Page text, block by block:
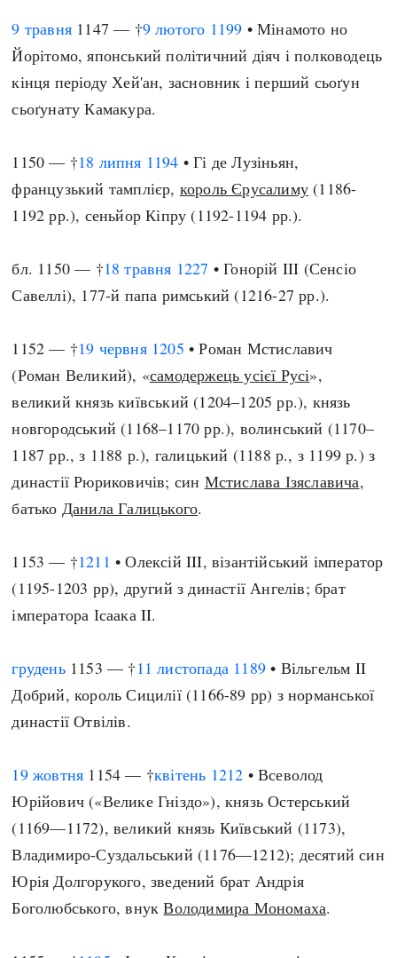
9 травня 1147 — †9 лютого 1199 • Мінамото но
Йорітомо, японський політичний діяч і полководець
кінця періоду Хей'ан, засновник і перший сьоґун
сьоґунату Камакура.
1150 — †18 липня 1194 • Гі де Лузіньян,
французький тамплієр, король Єрусалиму (1186-
1192 рр.), сеньйор Кіпру (1192-1194 рр.).
бл. 1150 — †18 травня 1227 • Гонорій III (Сенсіо
Савеллі), 177-й папа римський (1216-27 рр.).
1152 — †19 червня 1205 • Роман Мстиславич
(Роман Великий), «самодержець усієї Русі»,
великий князь київський (1204–1205 рр.), князь
новгородський (1168–1170 рр.), волинський (1170–
1187 рр., з 1188 р.), галицький (1188 р., з 1199 р.) з
династії Рюриковичів; син Мстислава Ізяславича,
батько Данила Галицького.
1153 — †1211 • Олексій III, візантійський імператор
(1195-1203 рр), другий з династії Ангелів; брат
імператора Ісаака II.
грудень1153 — †11 листопада 1189 • Вільгельм II
Добрий, король Сицилії (1166-89 рр) з норманської
династії Отвілів.
19 жовтня 1154 — †квітень 1212 • Всеволод
Юрійович («Велике Гніздо»), князь Остерський
(1169—1172), великий князь Київський (1173),
Владимиро-Суздальський (1176—1212); десятий син
Юрія Долгорукого, зведений брат Андрія
Боголюбського, внукВолодимира Мономаха.